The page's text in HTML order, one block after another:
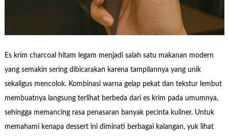
Es krim charcoal hitam legam menjadi salah satu makanan modern
yang semakin sering dibicarakan karena tampilannya yang unik
sekaligus mencolok. Kombinasi warna gelap pekat dan tekstur lembut
membuatnya langsung terlihat berbeda dari es krim pada umumnya,
sehingga memancing rasa penasaran banyak pecinta kuliner. Untuk
memahami kenapa dessert ini diminati berbagai kalangan, yuk lihat